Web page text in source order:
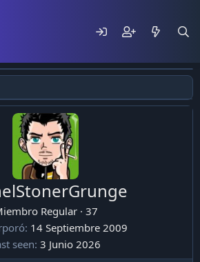
Regular · 37
14 Septiembre 2009
seen 3 Junio 2026